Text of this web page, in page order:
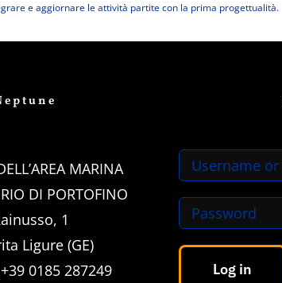
e aggiornare le attività partite con la prima progettualità.
MARINA
DI PORTOFINO
1
Ligure (GE)
0185 287249
Log in